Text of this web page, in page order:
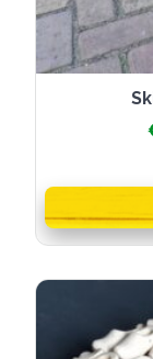
product
heeft
meerdere
variaties.
optie
worden